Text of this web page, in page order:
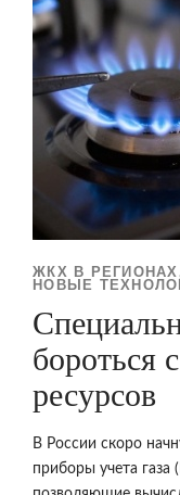
ЖКХ В РЕГИОНАХ
НОВЫЕ
бороться
ресурсов
В России скоро
приборы учета